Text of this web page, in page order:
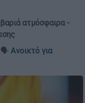
βαριά ατμόσφαιρα -
🗣️ Ανοικτό για